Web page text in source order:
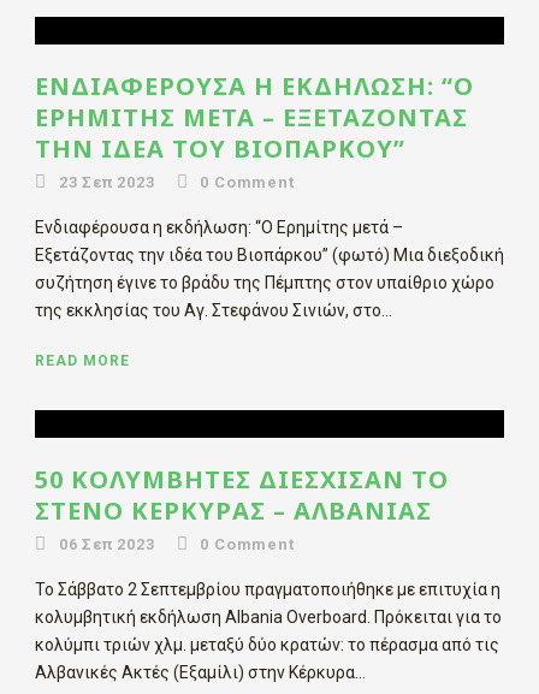
ΕΝΔΙΑΦΈΡΟΥΣΑ Η ΕΚΔΉΛΩΣΗ: “Ο
ΕΡΗΜΊΤΗΣ ΜΕΤΆ – ΕΞΕΤΆΖΟΝΤΑΣ
ΤΗΝ ΙΔΈΑ ΤΟΥ ΒΙΟΠΆΡΚΟΥ”
23 Σεπ 2023 0 Comment
Ενδιαφέρουσα η εκδήλωση: “Ο Ερημίτης μετά –
Εξετάζοντας την ιδέα του Βιοπάρκου” (φωτό) Μια διεξοδική
συζήτηση έγινε το βράδυ της Πέμπτης στον υπαίθριο χώρο
της εκκλησίας του Αγ. Στεφάνου Σινιών, στο...
READ MORE
50 ΚΟΛΥΜΒΗΤΈΣ ΔΙΈΣΧΙΣΑΝ ΤΟ
ΣΤΕΝΌ ΚΈΡΚΥΡΑΣ – ΑΛΒΑΝΊΑΣ
06 Σεπ 2023 0 Comment
Το Σάββατο 2 Σεπτεμβρίου πραγματοποιήθηκε με επιτυχία η
κολυμβητική εκδήλωση Albania Overboard. Πρόκειται για το
κολύμπι τριών χλμ. μεταξύ δύο κρατών: το πέρασμα από τις
Αλβανικές Ακτές (Εξαμίλι) στην Κέρκυρα...